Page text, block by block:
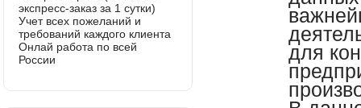
для
экспресс-заказ за 1 сутки)
Учет всех пожеланий и
требований каждого клиента
Онлай работа по всей
России